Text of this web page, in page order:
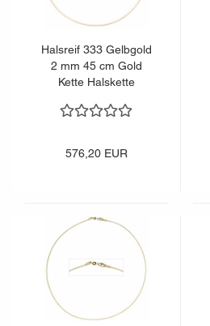
Halsreif 333 Gelbgold
2 mm 45 cm Gold
Kette Halskette
576,20 EUR